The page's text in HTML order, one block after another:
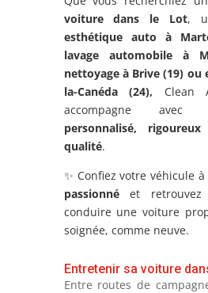
voiture dans le Lot,
esthétique auto à
lavage automobile à
nettoyage à Brive (19) ou
la-Canéda(24), Clean
accompagne
personnalisé,
qualité.
✨ Confiez votre véhicule à
passionnéet
conduire une voiture
soignée, comme neuve.
Entretenir sa voiture
Entre routes de